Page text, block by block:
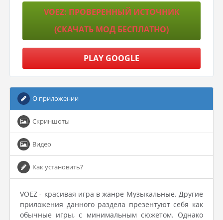
VOEZ: ПРОВЕРЕННЫЙ ИСТОЧНИК
(СКАЧАТЬ МОД БЕСПЛАТНО)
PLAY GOOGLE
О приложении
Скриншоты
Видео
Как установить?
VOEZ - красивая игра в жанре Музыкальные. Другие
приложения данного раздела презентуют себя как
обычные игры, с минимальным сюжетом. Однако